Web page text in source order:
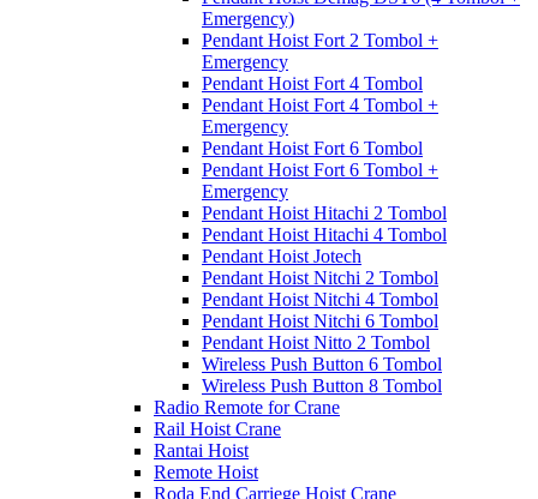
Emergency)
Pendant Hoist Fort 2 Tombol +
Emergency
Pendant Hoist Fort 4 Tombol
Pendant Hoist Fort 4 Tombol +
Emergency
Pendant Hoist Fort 6 Tombol
Pendant Hoist Fort 6 Tombol +
Emergency
Pendant Hoist Hitachi 2 Tombol
Pendant Hoist Hitachi 4 Tombol
Pendant Hoist Jotech
Pendant Hoist Nitchi 2 Tombol
Pendant Hoist Nitchi 4 Tombol
Pendant Hoist Nitchi 6 Tombol
Pendant Hoist Nitto 2 Tombol
Wireless Push Button 6 Tombol
Wireless Push Button 8 Tombol
Radio Remote for Crane
Rail Hoist Crane
Rantai Hoist
Remote Hoist
Roda End Carriege Hoist Crane